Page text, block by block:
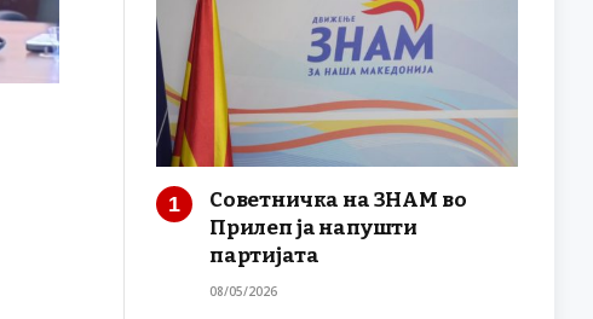
Советничка на ЗНАМ во
Прилеп ја напушти
партијата
08/05/2026